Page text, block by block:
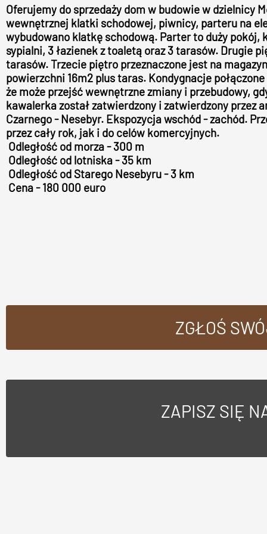
Oferujemy do sprzedaży dom w budowie w dzielnicy
wewnętrznej klatki schodowej, piwnicy, parteru na
wybudowano klatkę schodową. Parter to duży
sypialni, 3 łazienek z toaletą oraz 3 tarasów. Drugie
tarasów. Trzecie piętro przeznaczone jest na
powierzchni 16m2 plus taras. Kondygnacje
że ​​może przejść wewnętrzne zmiany i przebudowy,
kawalerka został zatwierdzony i zatwierdzony przez
Czarnego - Nesebyr. Ekspozycja wschód - zachód.
przez cały rok, jak i do celów komercyjnych.
Odległość od morza - 300 m
Odległość od lotniska - 35 km
Odległość od Starego Nesebyru - 3 km
Cena - 180 000 euro
ZGŁOŚ
ZAPISZ SIĘ